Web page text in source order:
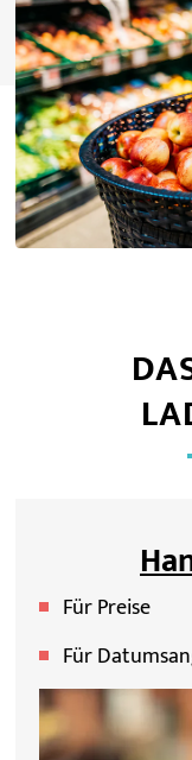
Für Preise
Für